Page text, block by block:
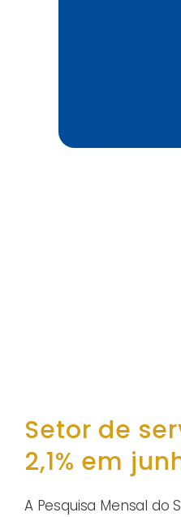
Setor de
2,1% em
A Pesquisa Mensal do